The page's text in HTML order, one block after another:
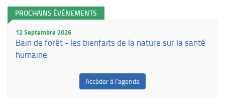
PROCHAINS ÉVÉNEMENTS
12 Septembre 2026
Bain de forêt - les bienfaits de la nature sur la santé
humaine
Accéder à l'agenda